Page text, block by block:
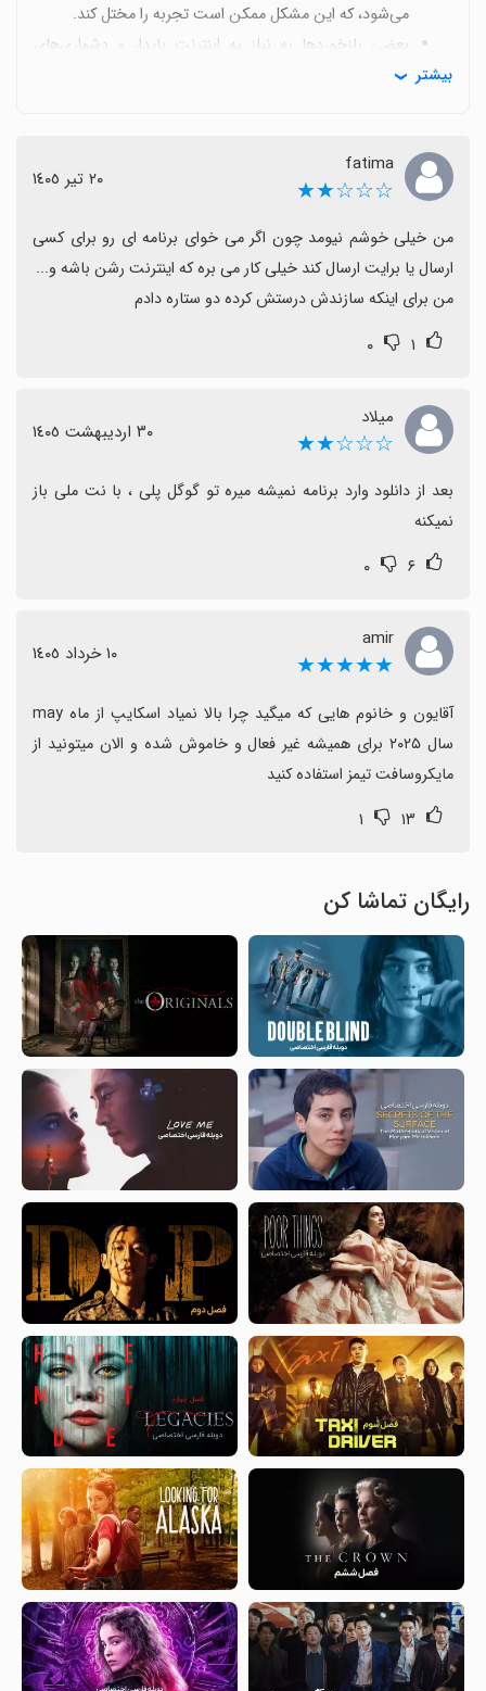
می‌شود، که این مشکل ممکن است تجربه را مختل کند.
بعضی بازخوردها به نیاز به اینترنت پایدار و دشواری‌های
ارسال یا اشتراک‌گذاری محتوا اشاره دارد که می‌تواند استفاده
نظرات مثبت طرفدارانی هم دارد و برخی انتظار بهبودهای
آینده و پیشرفت‌های بیشتر را می‌کشند.
در مجموع اسکایپ برای بسیاری هنوز گزینه مفیدی است و با
کاربران می‌توانند تصمیم آگاهانه‌تری بگیرند.
بیشتر
fatima
☆☆☆★★ ٢٠ تیر ١٤٠٥
من برای اینکه سازندش درستش کرده دو ستاره دادم
۱ ۰
میلاد
☆☆☆★★ ٣٠ اردیبهشت ١٤٠٥
نمیکنه
۶ ۰
amir
★★★★★ ١٠ خرداد ١٤٠٥
مایکروسافت تیمز استفاده کنید
۱۳ ۱
رایگان تماشا کن